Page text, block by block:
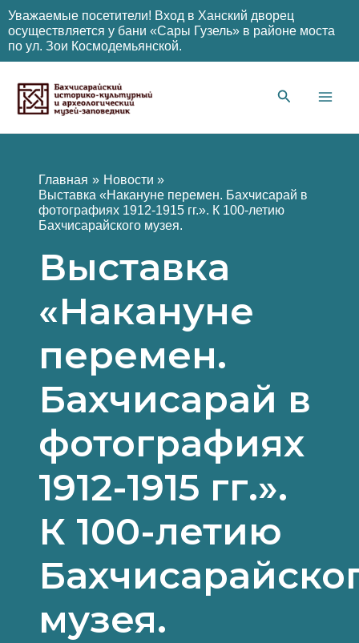
Уважаемые посетители! Вход в Ханский дворец
осуществляется у бани «Сары Гузель» в районе моста
по ул. Зои Космодемьянской.
содержимому
Главная
Новости
Выставка «Накануне перемен. Бахчисарай в
фотографиях 1912-1915 гг.». К 100-летию
Бахчисарайского музея.
Выставка
«Накануне
перемен.
Бахчисарай в
фотографиях
1912-1915 гг.».
К 100-летию
музея.